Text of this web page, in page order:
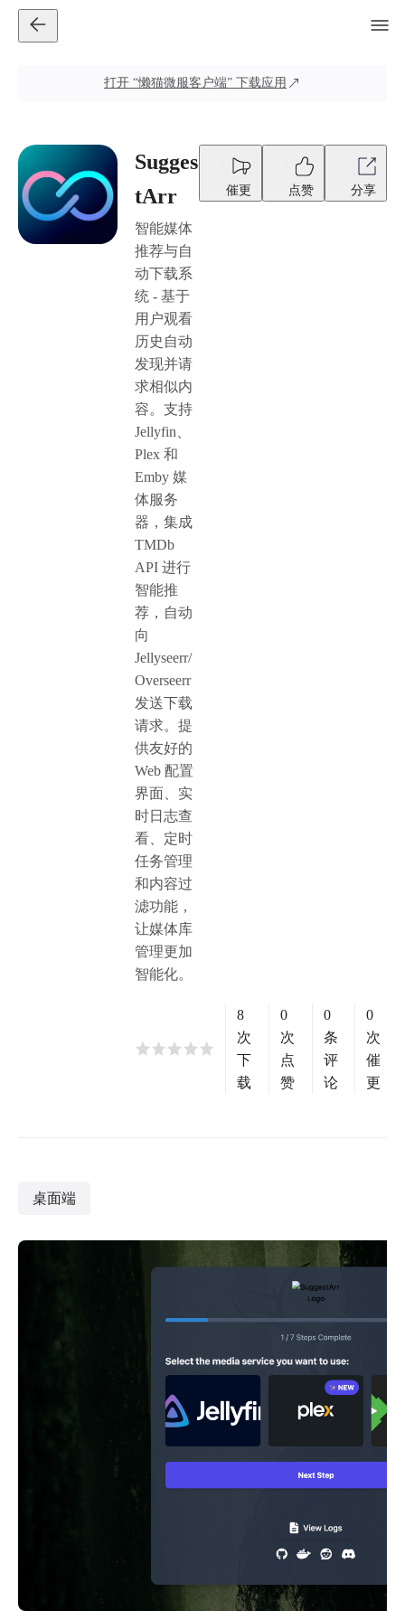
打开 “懒猫微服客户端” 下载应用
Sugges
tArr
智能媒体
推荐与自
动下载系
统 - 基于
用户观看
历史自动
发现并请
求相似内
容。支持
Jellyfin、
Plex 和
Emby 媒
体服务
器，集成
TMDb
API 进行
智能推
荐，自动
向
Jellyseerr/
Overseerr
发送下载
请求。提
供友好的
Web 配置
界面、实
时日志查
看、定时
任务管理
和内容过
滤功能，
让媒体库
管理更加
智能化。
催更 点赞 分享
8
次
下
载
0
次
点
赞
0
条
评
论
0
次
催
更
桌面端